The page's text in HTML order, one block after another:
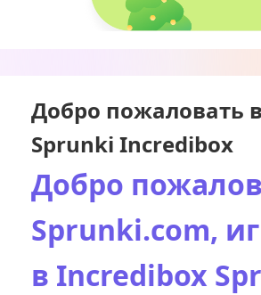
Добро пожаловать
Sprunki Incredibox
Добро
Sprunki.com,
в Incredibox